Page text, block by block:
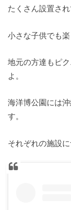
たくさん設置され
小さな子供でも
地元の方達もピ
よ。
海洋博公園には
す。
それぞれの施設